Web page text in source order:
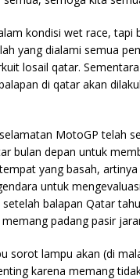
kondisi wet race,
yang dialami semua
losail qatar.
di qatar akan
MotoGP telah
bulan depan untuk
yang basah,
untuk
setelah balapan Qatar
padang pasir
sorot lampu akan (di
karena memang